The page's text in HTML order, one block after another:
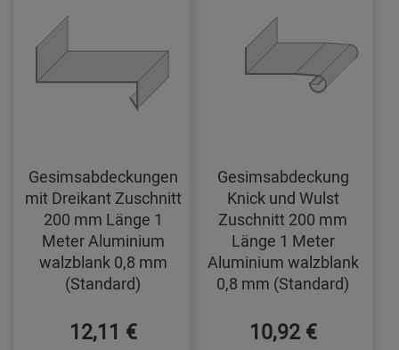
Gesimsabdeckungen
mit Dreikant Zuschnitt
200 mm Länge 1
Meter Aluminium
walzblank 0,8 mm
(Standard)
12,11 €
Gesimsabdeckung
Knick und Wulst
Zuschnitt 200 mm
Länge 1 Meter
Aluminium walzblank
0,8 mm (Standard)
10,92 €